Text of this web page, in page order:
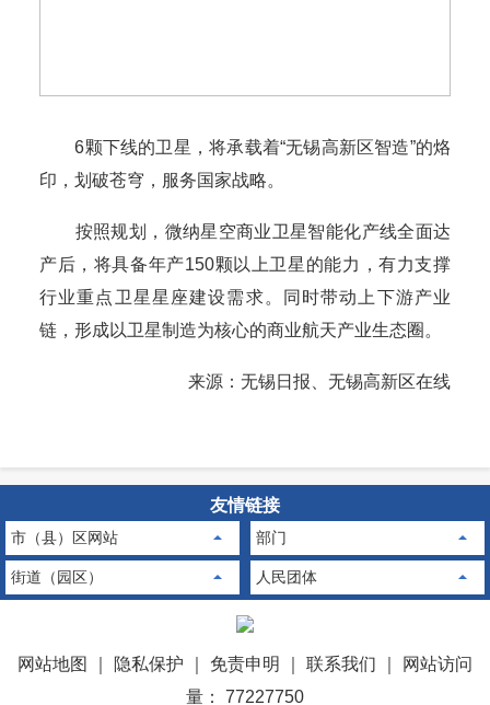
6颗下线的卫星，将承载着“无锡高新区智造”的烙
印，划破苍穹，服务国家战略。
按照规划，微纳星空商业卫星智能化产线全面达
产后，将具备年产150颗以上卫星的能力，有力支撑
行业重点卫星星座建设需求。同时带动上下游产业
链，形成以卫星制造为核心的商业航天产业生态圈。
来源：无锡日报、无锡高新区在线
友情链接
市（县）区网站 部门
街道（园区） 人民团体
网站地图 隐私保护 免责申明 联系我们
网站访问
量： 77227750